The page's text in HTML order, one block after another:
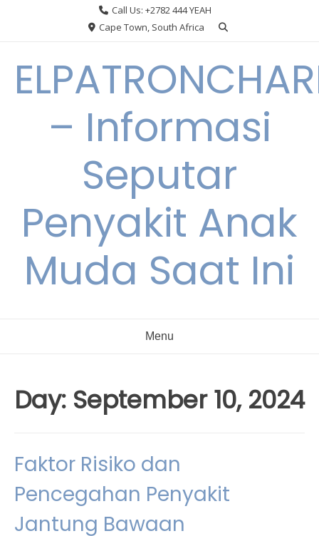
Call Us: +2782 444 YEAH
Cape Town, South Africa
– Informasi
Seputar
Penyakit Anak
Muda Saat Ini
Menu
Day: September 10, 2024
Faktor Risiko dan
Pencegahan Penyakit
Jantung Bawaan